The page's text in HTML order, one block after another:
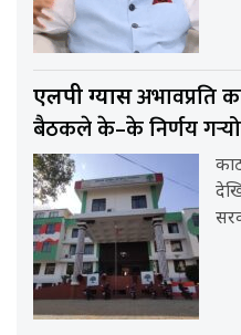
एलपी ग्यासअभावप्रति
बैठकले के–के निर्णय